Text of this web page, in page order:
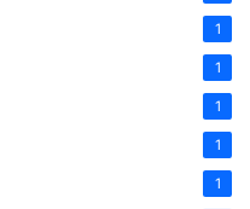
1
1
1
1
1